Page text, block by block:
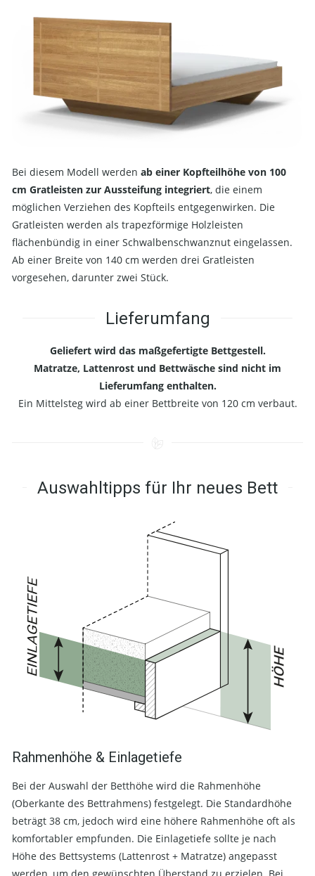
Bei diesem Modell werden ab einer Kopfteilhöhe von 100
cm Gratleisten zur Aussteifung integriert, die einem
möglichen Verziehen des Kopfteils entgegenwirken. Die
Gratleisten werden als trapezförmige Holzleisten
flächenbündig in einer Schwalbenschwanznut eingelassen.
Ab einer Breite von 140 cm werden drei Gratleisten
vorgesehen, darunter zwei Stück.
Lieferumfang
Geliefert wird das maßgefertigte Bettgestell.
Matratze, Lattenrost und Bettwäsche sind nicht im
Lieferumfang enthalten.
Ein Mittelsteg wird ab einer Bettbreite von 120 cm verbaut.
Auswahltipps für Ihr neues Bett
Rahmenhöhe & Einlagetiefe
Bei der Auswahl der Betthöhe wird die Rahmenhöhe
(Oberkante des Bettrahmens) festgelegt. Die Standardhöhe
beträgt 38 cm, jedoch wird eine höhere Rahmenhöhe oft als
komfortabler empfunden. Die Einlagetiefe sollte je nach
Höhe des Bettsystems (Lattenrost + Matratze) angepasst